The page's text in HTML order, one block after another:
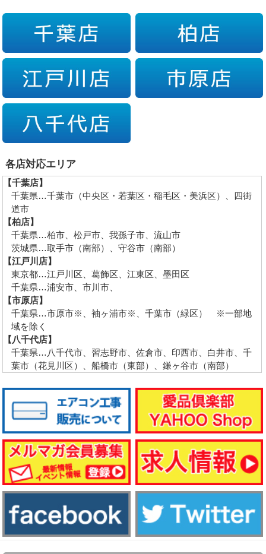
各店対応エリア
【千葉店】
千葉県…千葉市（中央区・若葉区・稲毛区・美浜区）、四街
道市
【柏店】
千葉県…柏市、松戸市、我孫子市、流山市
茨城県…取手市（南部）、守谷市（南部）
【江戸川店】
東京都…江戸川区、葛飾区、江東区、墨田区
千葉県…浦安市、市川市、
【市原店】
千葉県…市原市※、袖ヶ浦市※、千葉市（緑区） ※一部地
域を除く
【八千代店】
千葉県…八千代市、習志野市、佐倉市、印西市、白井市、千
葉市（花見川区）、船橋市（東部）、鎌ヶ谷市（南部）